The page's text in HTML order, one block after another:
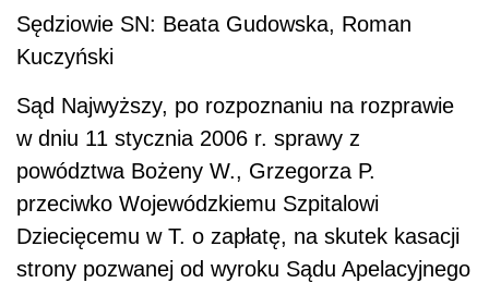
Sędziowie SN: Beata Gudowska, Roman
Kuczyński
Sąd Najwyższy, po rozpoznaniu na rozprawie
w dniu 11 stycznia 2006 r. sprawy z
powództwa Bożeny W., Grzegorza P.
przeciwko Wojewódzkiemu Szpitalowi
Dziecięcemu w T. o zapłatę, na skutek kasacji
strony pozwanej od wyroku Sądu Apelacyjnego